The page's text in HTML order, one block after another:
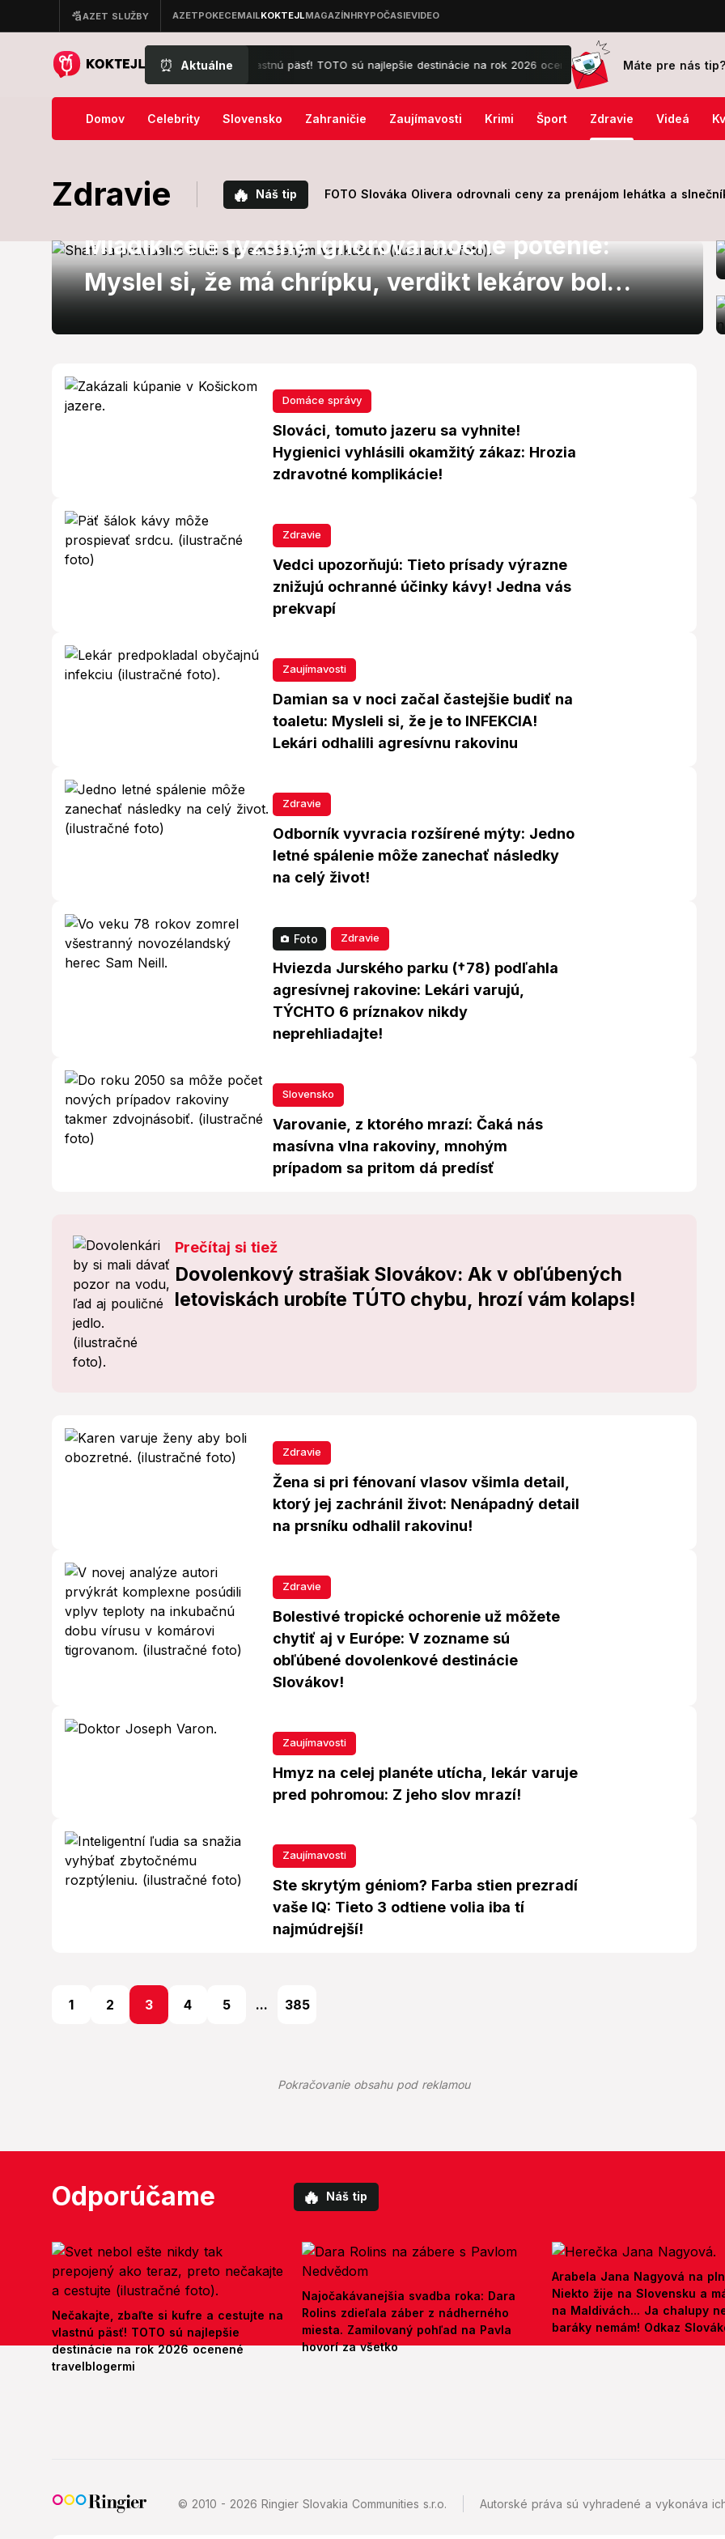
⏰ Aktuálne
zbaľte si kufre a cestujte na vlastnú päsť! TOTO sú najlepšie destinácie na rok 2026 ocenené travelblogermi Mrazivý koniec
Máte pre nás tip?
Domov Celebrity Slovensko Zahraničie Zaujímavosti Krimi Šport Zdravie Videá
Zdravie 🔥 Náš tip FOTO Slováka Olivera odrovnali ceny za prenájom lehátka a
Zaujímavosti
Mladík celé týždne ignoroval nočné potenie:
Myslel si, že má chrípku, verdikt lekárov bol
Domáce správy
Slováci, tomuto jazeru sa vyhnite!
Hygienici vyhlásili okamžitý zákaz: Hrozia
zdravotné komplikácie!
Zdravie
Vedci upozorňujú: Tieto prísady výrazne
znižujú ochranné účinky kávy! Jedna vás
prekvapí
Zaujímavosti
Damian sa v noci začal častejšie budiť na
toaletu: Mysleli si, že je to INFEKCIA!
Lekári odhalili agresívnu rakovinu
Zdravie
Odborník vyvracia rozšírené mýty: Jedno
letné spálenie môže zanechať následky
na celý život!
Foto Zdravie
Hviezda Jurského parku (†78) podľahla
agresívnej rakovine: Lekári varujú,
TÝCHTO 6 príznakov nikdy
neprehliadajte!
Slovensko
Varovanie, z ktorého mrazí: Čaká nás
masívna vlna rakoviny, mnohým
prípadom sa pritom dá predísť
Prečítaj si tiež
Dovolenkový strašiak Slovákov: Ak v obľúbených
letoviskách urobíte TÚTO chybu, hrozí vám kolaps!
Zdravie
Žena si pri fénovaní vlasov všimla detail,
ktorý jej zachránil život: Nenápadný detail
na prsníku odhalil rakovinu!
Zdravie
Bolestivé tropické ochorenie už môžete
chytiť aj v Európe: V zozname sú
obľúbené dovolenkové destinácie
Slovákov!
Zaujímavosti
Hmyz na celej planéte utícha, lekár varuje
pred pohromou: Z jeho slov mrazí!
Zaujímavosti
Ste skrytým géniom? Farba stien prezradí
vaše IQ: Tieto 3 odtiene volia iba tí
najmúdrejší!
1 2 3 4 5 ... 385
Pokračovanie obsahu pod reklamou
Odporúčame 🔥 Náš tip
Nečakajte, zbaľte si kufre a cestujte na
vlastnú päsť! TOTO sú najlepšie
destinácie na rok 2026 ocenené
travelblogermi
Najočakávanejšia svadba roka: Dara
Rolins zdieľala záber z nádherného
miesta. Zamilovaný pohľad na Pavla
hovorí za všetko
Arabela Jana Nagyová na
Niekto žije na Slovensku a
na Maldivách... Ja chalupy
baráky nemám! Odkaz
© 2010 - 2026 Ringier Slovakia Communities s.r.o. Autorské práva sú vyhradené a vykonáva